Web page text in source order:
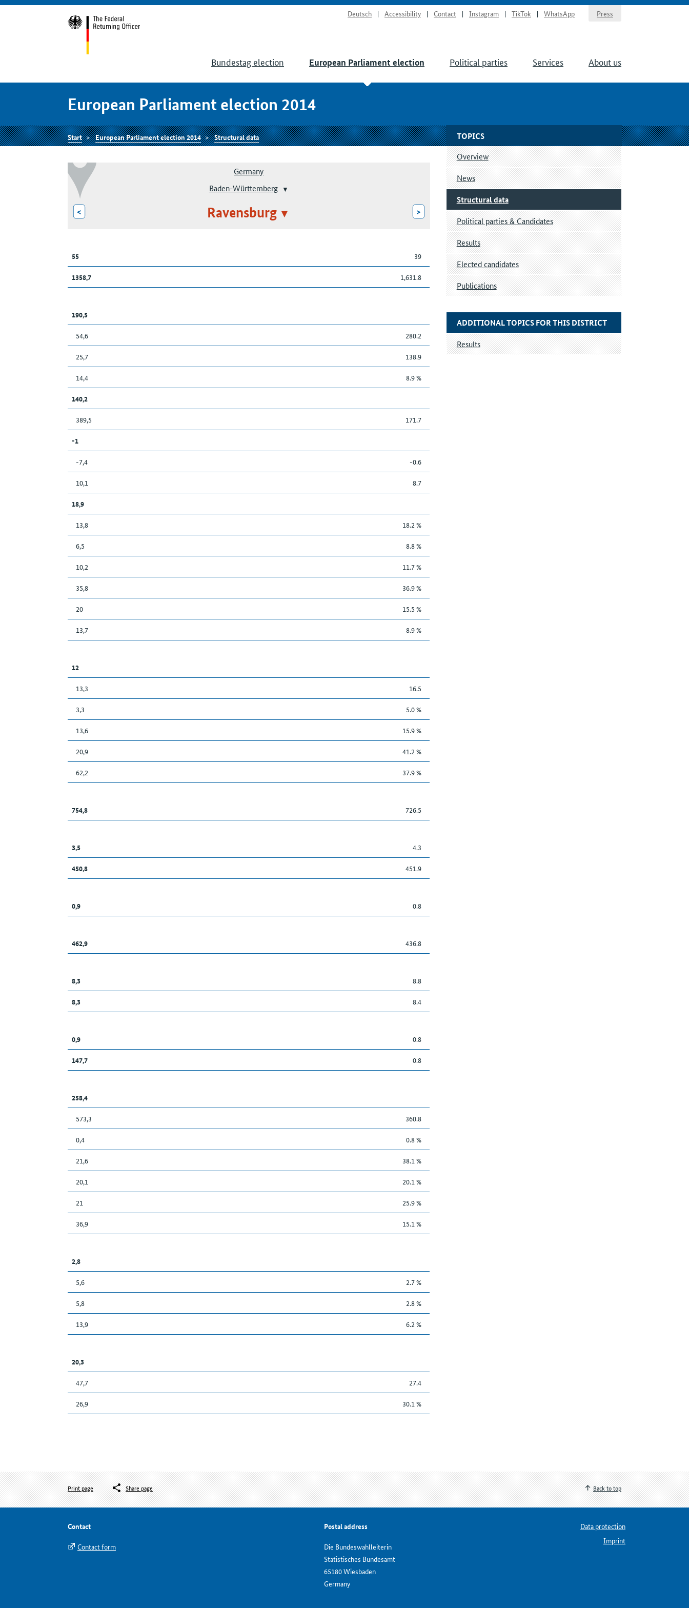
Deutsch Accessibility Contact Instagram TikTok WhatsApp Press
Bundestag election European Parliament election Political parties Services About us
European Parliament election 2014
Start European Parliament election 2014 Structural data
Germany
Baden-Württemberg
< Ravensburg >
55 39
1358,7 1,631.8
190,5
54,6 280.2
25,7 138.9
14,4 8.9 %
140,2
389,5 171.7
-1
-7,4 -0.6
10,1 8.7
18,9
13,8 18.2 %
6,5 8.8 %
10,2 11.7 %
35,8 36.9 %
20 15.5 %
13,7 8.9 %
12
13,3 16.5
3,3 5.0 %
13,6 15.9 %
20,9 41.2 %
62,2 37.9 %
754,8 726.5
3,5 4.3
450,8 451.9
0,9 0.8
462,9 436.8
8,3 8.8
8,3 8.4
0,9 0.8
147,7 0.8
258,4
573,3 360.8
0,4 0.8 %
21,6 38.1 %
20,1 20.1 %
21 25.9 %
36,9 15.1 %
2,8
5,6 2.7 %
5,8 2.8 %
13,9 6.2 %
20,3
47,7 27.4
26,9 30.1 %
TOPICS
Overview
News
Structural data
Political parties & Candidates
Results
Elected candidates
Publications
ADDITIONAL TOPICS FOR THIS DISTRICT
Results
Print page Share page Back to top
Contact
Contact form
Postal address
Die Bundeswahlleiterin
Statistisches Bundesamt
65180 Wiesbaden
Germany
Data protection
Imprint